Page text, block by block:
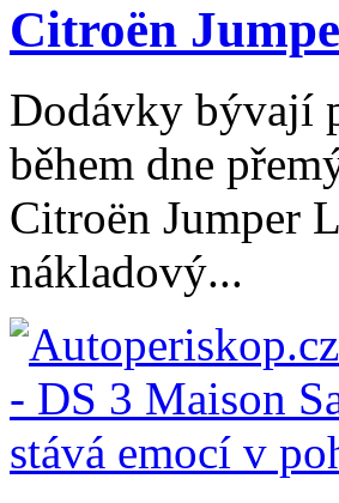
Citroën
Dodávky bývají
během dne
Citroën Jumper
nákladový...